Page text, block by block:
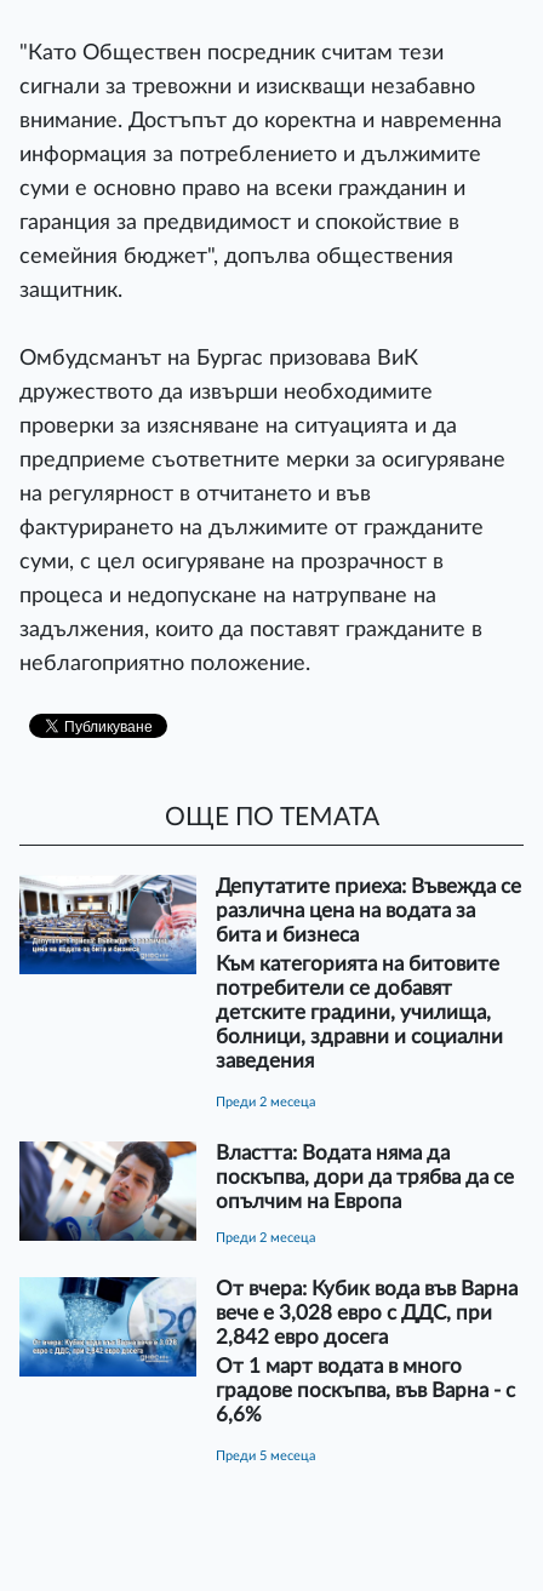
"Като Обществен посредник считам тези
сигнали за тревожни и изискващи незабавно
внимание. Достъпът до коректна и навременна
информация за потреблението и дължимите
суми е основно право на всеки гражданин и
гаранция за предвидимост и спокойствие в
семейния бюджет", допълва обществения
защитник.
Омбудсманът на Бургас призовава ВиК
дружеството да извърши необходимите
проверки за изясняване на ситуацията и да
предприеме съответните мерки за осигуряване
на регулярност в отчитането и във
фактурирането на дължимите от гражданите
суми, с цел осигуряване на прозрачност в
процеса и недопускане на натрупване на
задължения, които да поставят гражданите в
неблагоприятно положение.
ОЩЕ ПО ТЕМАТА
Депутатите приеха: Въвежда се
различна цена на водата за
бита и бизнеса
Към категорията на битовите
потребители се добавят
детските градини, училища,
болници, здравни и социални
заведения
преди 2 месеца
Властта: Водата няма да
поскъпва, дори да трябва да се
опълчим на Европа
преди 2 месеца
От вчера: Кубик вода във Варна
вече е 3,028 евро с ДДС, при
2,842 евро досега
От 1 март водата в много
градове поскъпва, във Варна - с
6,6%
преди 5 месеца